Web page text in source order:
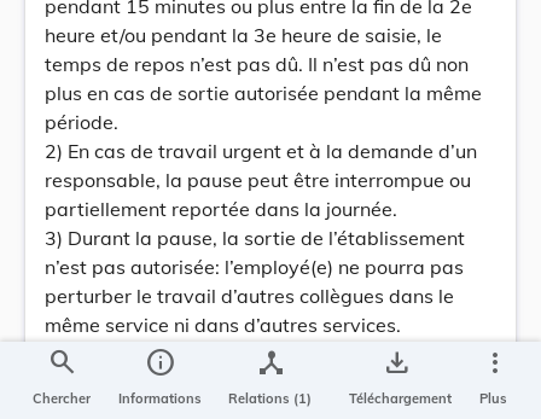
pendant 15 minutes ou plus entre la fin de la 2e
heure et/ou pendant la 3e heure de saisie, le
temps de repos n’est pas dû. Il n’est pas dû non
plus en cas de sortie autorisée pendant la même
période.
2) En cas de travail urgent et à la demande d’un
responsable, la pause peut être interrompue ou
partiellement reportée dans la journée.
3) Durant la pause, la sortie de l’établissement
n’est pas autorisée: l’employé(e) ne pourra pas
perturber le travail d’autres collègues dans le
même service ni dans d’autres services.
2. Travail en sous-sol
Les employés travaillant en permanence en sous-
sol, sans lumière naturelle, bénéficient d’une
search
Chercher
info
Informations
device_hub
Relations (1)
save_alt
Téléchargement
more_vert
Plus